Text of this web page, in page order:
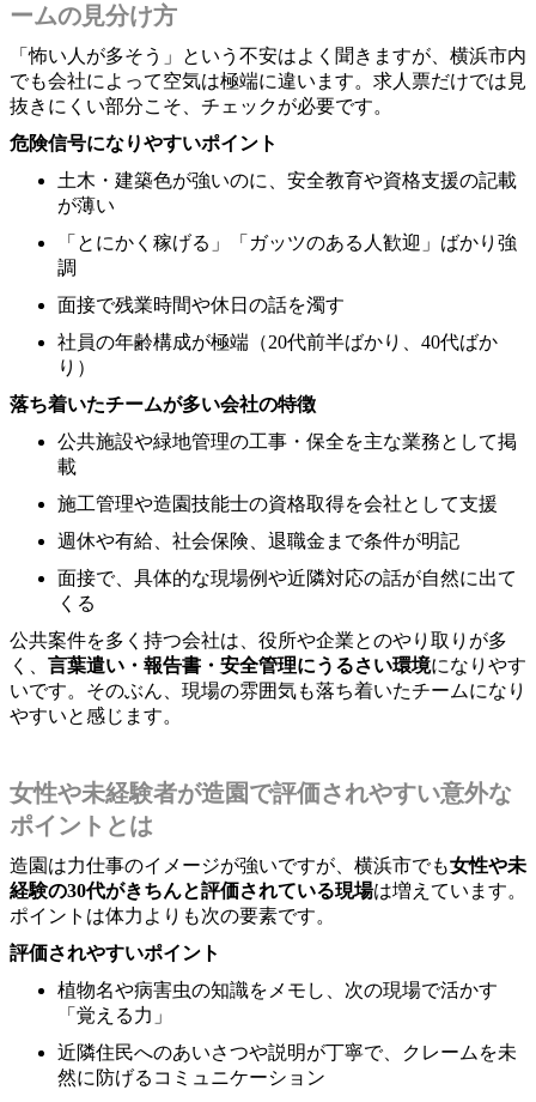
ームの見分け方
「怖い人が多そう」という不安はよく聞きますが、横浜市内
でも会社によって空気は極端に違います。求人票だけでは見
抜きにくい部分こそ、チェックが必要です。
危険信号になりやすいポイント
土木・建築色が強いのに、安全教育や資格支援の記載
が薄い
「とにかく稼げる」「ガッツのある人歓迎」ばかり強
調
面接で残業時間や休日の話を濁す
社員の年齢構成が極端（20代前半ばかり、40代ばか
り）
落ち着いたチームが多い会社の特徴
公共施設や緑地管理の工事・保全を主な業務として掲
載
施工管理や造園技能士の資格取得を会社として支援
週休や有給、社会保険、退職金まで条件が明記
面接で、具体的な現場例や近隣対応の話が自然に出て
くる
公共案件を多く持つ会社は、役所や企業とのやり取りが多
く、 言葉遣い・報告書・安全管理にうるさい環境になりやす
いです。そのぶん、現場の雰囲気も落ち着いたチームになり
やすいと感じます。
女性や未経験者が造園で評価されやすい意外な
ポイントとは
造園は力仕事のイメージが強いですが、横浜市でも女性や未
経験の30代がきちんと評価されている現場は増えています。
ポイントは体力よりも次の要素です。
評価されやすいポイント
植物名や病害虫の知識をメモし、次の現場で活かす
「覚える力」
近隣住民へのあいさつや説明が丁寧で、クレームを未
然に防げるコミュニケーション